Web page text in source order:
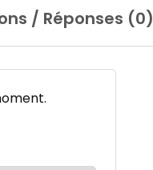
/ Réponses (0)